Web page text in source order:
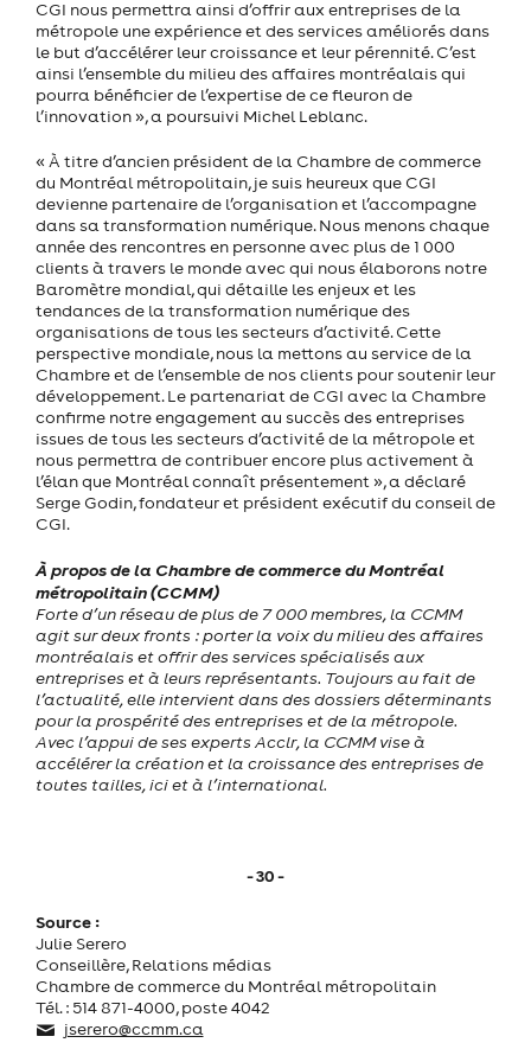
CGI nous permettra ainsi d’offrir aux entreprises de la
métropole une expérience et des services améliorés dans
le but d’accélérer leur croissance et leur pérennité. C’est
ainsi l’ensemble du milieu des affaires montréalais qui
pourra bénéficier de l’expertise de ce fleuron de
l’innovation », a poursuivi Michel Leblanc.
« À titre d’ancien président de la Chambre de commerce
du Montréal métropolitain, je suis heureux que CGI
devienne partenaire de l’organisation et l’accompagne
dans sa transformation numérique. Nous menons chaque
année des rencontres en personne avec plus de 1 000
clients à travers le monde avec qui nous élaborons notre
Baromètre mondial, qui détaille les enjeux et les
tendances de la transformation numérique des
organisations de tous les secteurs d’activité. Cette
perspective mondiale, nous la mettons au service de la
Chambre et de l’ensemble de nos clients pour soutenir leur
développement. Le partenariat de CGI avec la Chambre
confirme notre engagement au succès des entreprises
issues de tous les secteurs d’activité de la métropole et
nous permettra de contribuer encore plus activement à
l’élan que Montréal connaît présentement », a déclaré
Serge Godin, fondateur et président exécutif du conseil de
CGI.
À propos de la Chambre de commerce du Montréal
métropolitain (CCMM)
Forte d’un réseau de plus de 7 000 membres, la CCMM
agit sur deux fronts : porter la voix du milieu des affaires
montréalais et offrir des services spécialisés aux
entreprises et à leurs représentants. Toujours au fait de
l’actualité, elle intervient dans des dossiers déterminants
pour la prospérité des entreprises et de la métropole.
Avec l’appui de ses experts Acclr, la CCMM vise à
accélérer la création et la croissance des entreprises de
toutes tailles, ici et à l’international.
- 30 -
Source :
Julie Serero
Conseillère, Relations médias
Chambre de commerce du Montréal métropolitain
Tél. : 514 871-4000, poste 4042
jserero@ccmm.ca